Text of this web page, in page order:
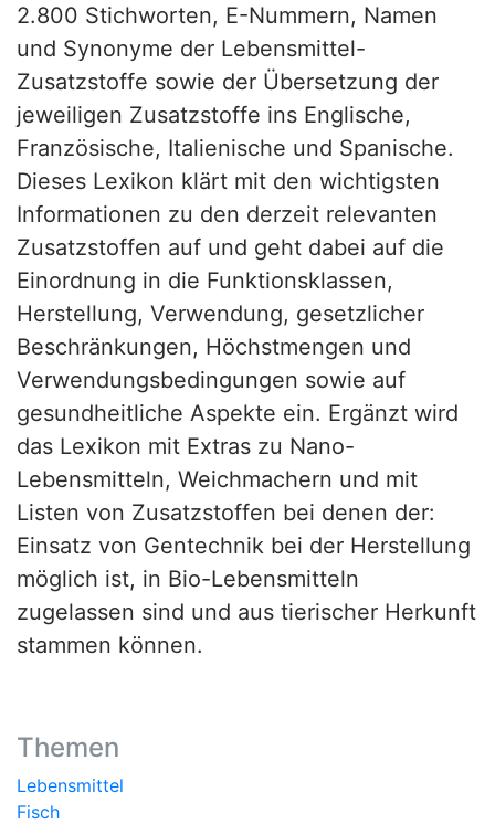
2.800 Stichworten, E-Nummern, Namen
und Synonyme der Lebensmittel-
Zusatzstoffe sowie der Übersetzung der
jeweiligen Zusatzstoffe ins Englische,
Französische, Italienische und Spanische.
Dieses Lexikon klärt mit den wichtigsten
Informationen zu den derzeit relevanten
Zusatzstoffen auf und geht dabei auf die
Einordnung in die Funktionsklassen,
Herstellung, Verwendung, gesetzlicher
Beschränkungen, Höchstmengen und
Verwendungsbedingungen sowie auf
gesundheitliche Aspekte ein. Ergänzt wird
das Lexikon mit Extras zu Nano-
Lebensmitteln, Weichmachern und mit
Listen von Zusatzstoffen bei denen der:
Einsatz von Gentechnik bei der Herstellung
möglich ist, in Bio-Lebensmitteln
zugelassen sind und aus tierischer Herkunft
stammen können.
Themen
Lebensmittel
Fisch